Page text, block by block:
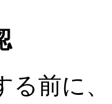
る前に